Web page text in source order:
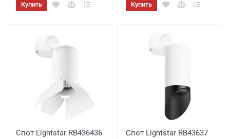
Купить Купить
Спот Lightstar RB436436 Спот Lightstar RB43637